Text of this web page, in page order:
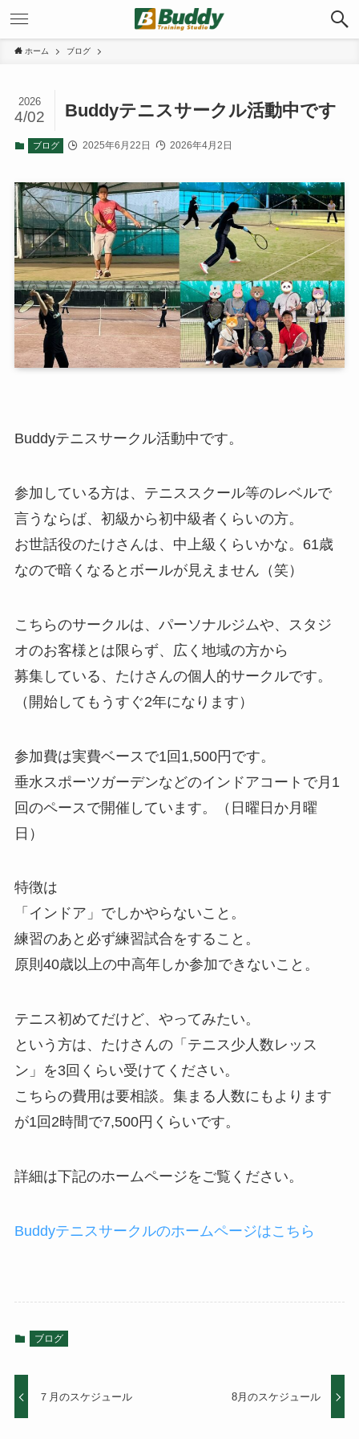
ホーム ブログ
Buddyテニスサークル活動中です
2026
4/02
ブログ 2025年6月22日 2026年4月2日
Buddyテニスサークル活動中です。
参加している方は、テニススクール等のレベルで
言うならば、初級から初中級者くらいの方。
お世話役のたけさんは、中上級くらいかな。61歳
なので暗くなるとボールが見えません（笑）
こちらのサークルは、パーソナルジムや、スタジ
オのお客様とは限らず、広く地域の方から
募集している、たけさんの個人的サークルです。
（開始してもうすぐ2年になります）
参加費は実費ベースで1回1,500円です。
垂水スポーツガーデンなどのインドアコートで月1
回のペースで開催しています。（日曜日か月曜
日）
特徴は
「インドア」でしかやらないこと。
練習のあと必ず練習試合をすること。
原則40歳以上の中高年しか参加できないこと。
テニス初めてだけど、やってみたい。
という方は、たけさんの「テニス少人数レッス
ン」を3回くらい受けてください。
こちらの費用は要相談。集まる人数にもよります
が1回2時間で7,500円くらいです。
詳細は下記のホームページをご覧ください。
Buddyテニスサークルのホームページはこちら
ブログ
７月のスケジュール 8月のスケジュール